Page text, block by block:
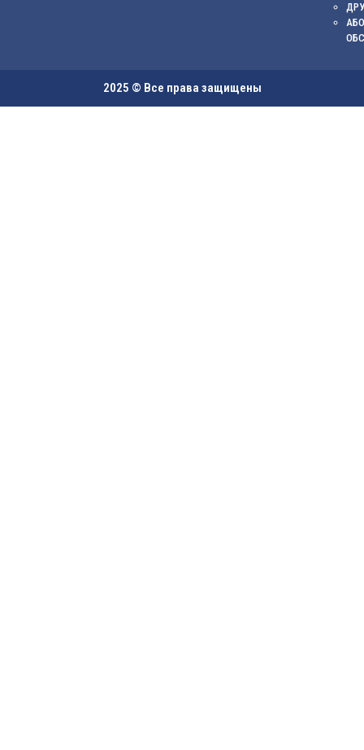
2025 © Все права защищены